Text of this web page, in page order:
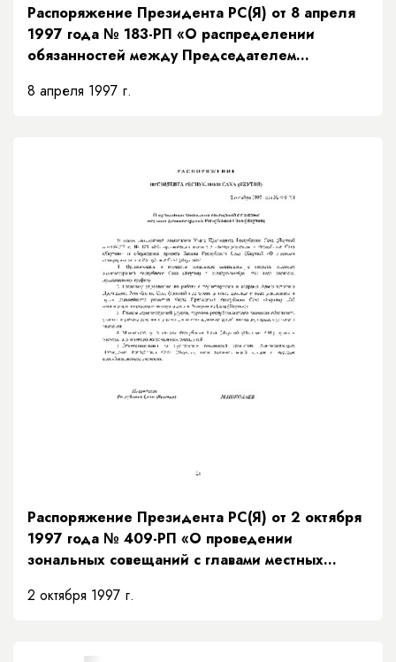
Распоряжение Президента РС(Я) от 8 апреля
1997 года № 183-РП «О распределении
обязанностей между Председателем
Правительства Республики Саха (Якутия) и
8 апреля 1997 г.
Распоряжение Президента РС(Я) от 2 октября
1997 года № 409-РП «О проведении
зональных совещаний с главами местных
2 октября 1997 г.